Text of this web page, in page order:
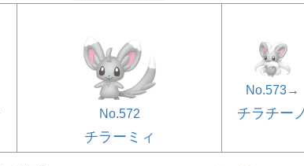
No.572
チラーミィ
No.573→
チラチー